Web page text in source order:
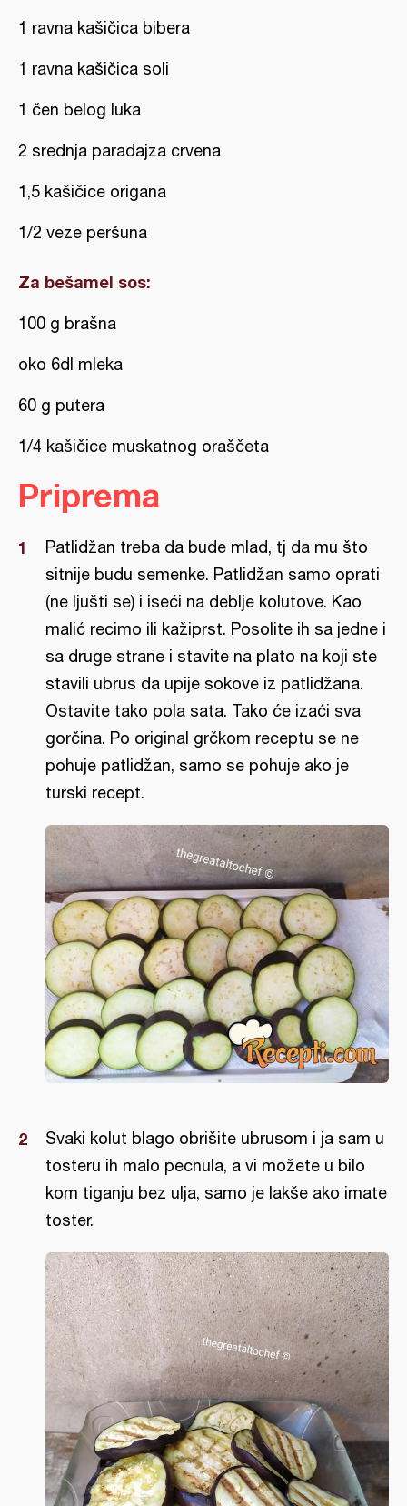
1 ravna kašičica bibera
1 ravna kašičica soli
1 čen belog luka
2 srednja paradajza crvena
1,5 kašičice origana
1/2 veze peršuna
Za bešamel sos:
100 g brašna
oko 6dl mleka
60 g putera
1/4 kašičice muskatnog oraščeta
Priprema
Patlidžan treba da bude mlad, tj da mu što
sitnije budu semenke. Patlidžan samo oprati
(ne ljušti se) i iseći na deblje kolutove. Kao
malić recimo ili kažiprst. Posolite ih sa jedne i
sa druge strane i stavite na plato na koji ste
stavili ubrus da upije sokove iz patlidžana.
Ostavite tako pola sata. Tako će izaći sva
gorčina. Po original grčkom receptu se ne
pohuje patlidžan, samo se pohuje ako je
turski recept.
Svaki kolut blago obrišite ubrusom i ja sam u
tosteru ih malo pecnula, a vi možete u bilo
kom tiganju bez ulja, samo je lakše ako imate
toster.